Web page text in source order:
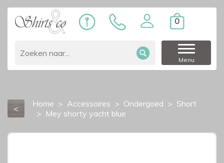
0
Menu
< Home Accessoires Ondergoed
Short
Mey shorty yacht blue